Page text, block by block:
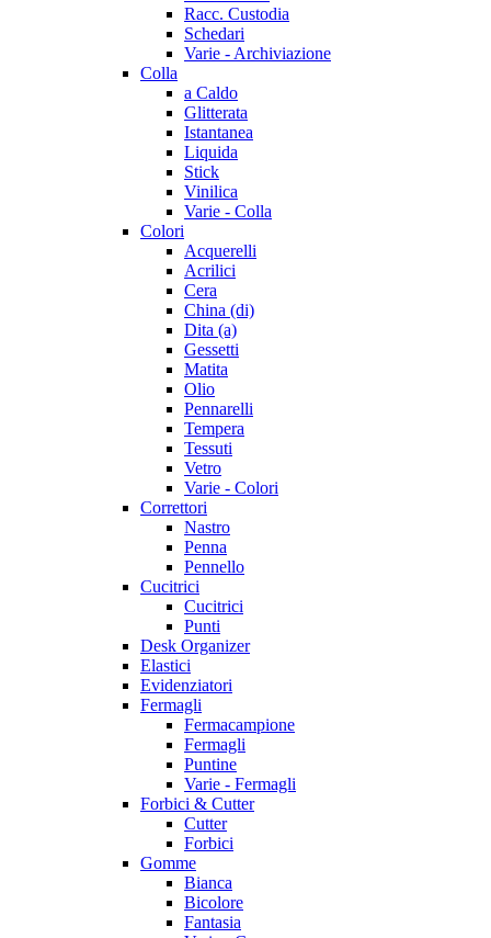
Racc. Custodia
Schedari
Varie - Archiviazione
Colla
a Caldo
Glitterata
Istantanea
Liquida
Stick
Vinilica
Varie - Colla
Colori
Acquerelli
Acrilici
Cera
China (di)
Dita (a)
Gessetti
Matita
Olio
Pennarelli
Tempera
Tessuti
Vetro
Varie - Colori
Correttori
Nastro
Penna
Pennello
Cucitrici
Cucitrici
Punti
Desk Organizer
Elastici
Evidenziatori
Fermagli
Fermacampione
Fermagli
Puntine
Varie - Fermagli
Forbici & Cutter
Cutter
Forbici
Gomme
Bianca
Bicolore
Fantasia